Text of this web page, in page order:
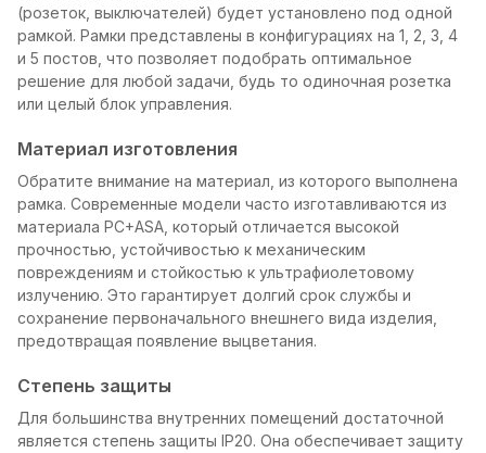
(розеток, выключателей) будет установлено под одной
рамкой. Рамки представлены в конфигурациях на 1, 2, 3, 4
и 5 постов, что позволяет подобрать оптимальное
решение для любой задачи, будь то одиночная розетка
или целый блок управления.
Материал изготовления
Обратите внимание на материал, из которого выполнена
рамка. Современные модели часто изготавливаются из
материала PC+ASA, который отличается высокой
прочностью, устойчивостью к механическим
повреждениям и стойкостью к ультрафиолетовому
излучению. Это гарантирует долгий срок службы и
сохранение первоначального внешнего вида изделия,
предотвращая появление выцветания.
Степень защиты
Для большинства внутренних помещений достаточной
является степень защиты IP20. Она обеспечивает защиту